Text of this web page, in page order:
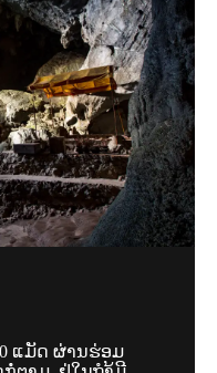
ແມັດ ຜ່ານຮ່ອມ